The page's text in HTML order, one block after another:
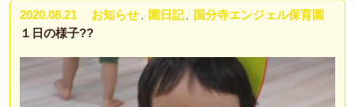
2020.08.21 お知らせ , 園日記 ,
国分寺エンジェル保育園
１日の様子??